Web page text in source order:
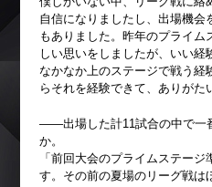
自信になりましたし、出場機会
もありました。昨年のプライム
しい思いをしましたが、いい経
なかなか上のステージで戦う経
らそれを経験できて、ありがた
――出場した計11試合の中で一
か。
「前回大会のプライムステー
す。その前の夏場のリーグ戦は